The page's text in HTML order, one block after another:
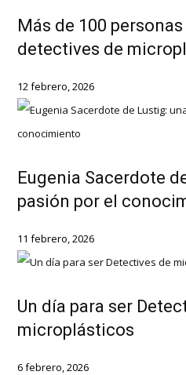
Más de 100
detectives de
12 febrero, 2026
Eugenia Sacerdote
pasión por el
11 febrero, 2026
Un día para ser
microplásticos
6 febrero, 2026